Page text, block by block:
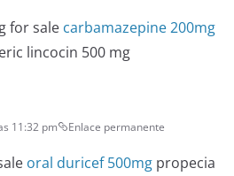
for sale carbamazepine 200mg
lincocin 500 mg
11:32 pm Enlace permanente
oral duricef 500mg propecia